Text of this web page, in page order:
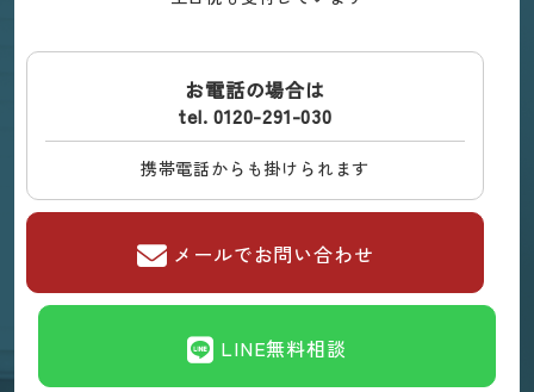
お電話の場合は
tel. 0120-291-030
携帯電話からも掛けられます
メールでお問い合わせ
LINE無料相談